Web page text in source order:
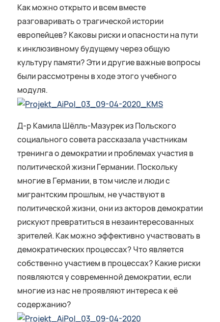
Как можно открыто и всем вместе
разговаривать о трагической истории
европейцев? Каковы риски и опасности на пути
к инклюзивному будущему через общую
культуру памяти? Эти и другие важные вопросы
были рассмотрены в ходе этого учебного
модуля.
Д-р Камила Шёлль-Мазурек из Польского
социального совета рассказала участникам
тренинга о демократии и проблемах участия в
политической жизни Германии. Поскольку
многие в Германии, в том числе и люди с
мигрантским прошлым, не участвуют в
политической жизни, они из акторов демократии
рискуют превратиться в незаинтересованных
зрителей. Как можно эффективно участвовать в
демократических процессах? Что является
собственно участием в процессах? Какие риски
появляются у современной демократии, если
многие из нас не проявляют интереса к её
содержанию?